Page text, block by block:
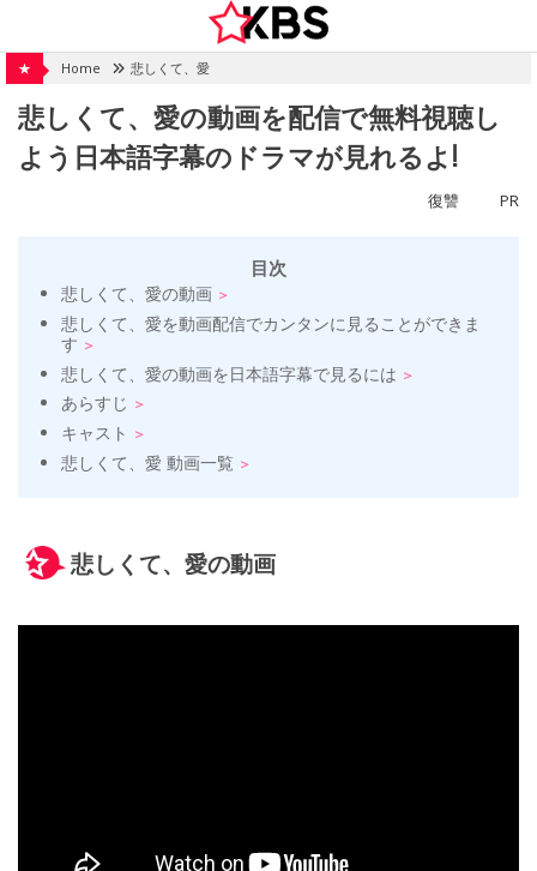
content
★ Home 悲しくて、愛
悲しくて、愛の動画を配信で無料視聴し
よう日本語字幕のドラマが見れるよ!
復讐 PR
目次
悲しくて、愛の動画
悲しくて、愛を動画配信でカンタンに見ることができま
す
悲しくて、愛の動画を日本語字幕で見るには
あらすじ
キャスト
悲しくて、愛 動画一覧
悲しくて、愛の動画